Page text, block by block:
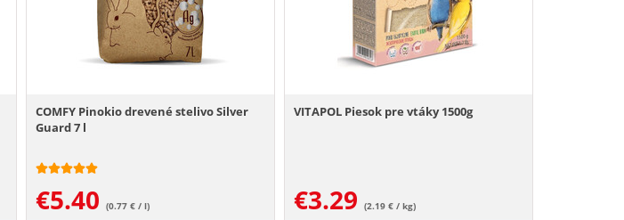
COMFY Pinokio drevené stelivo Silver
Guard 7 l
€5.40 (0.77 € / l)
VITAPOL Piesok pre vtáky 1500g
€3.29 (2.19 € / kg)